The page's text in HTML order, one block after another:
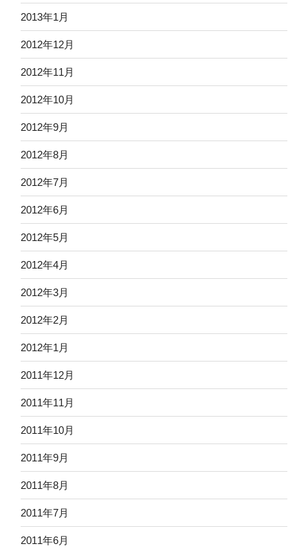
2013年1月
2012年12月
2012年11月
2012年10月
2012年9月
2012年8月
2012年7月
2012年6月
2012年5月
2012年4月
2012年3月
2012年2月
2012年1月
2011年12月
2011年11月
2011年10月
2011年9月
2011年8月
2011年7月
2011年6月